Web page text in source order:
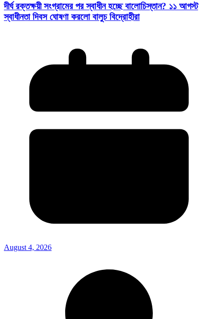
দীর্ঘ রক্তক্ষয়ী সংগ্রামের পর স্বাধীন হচ্ছে বালোচিস্তান? ১১ আগস্ট
স্বাধীনতা দিবস ঘোষণা করলো বালুচ বিদ্রোহীরা
August 4, 2026